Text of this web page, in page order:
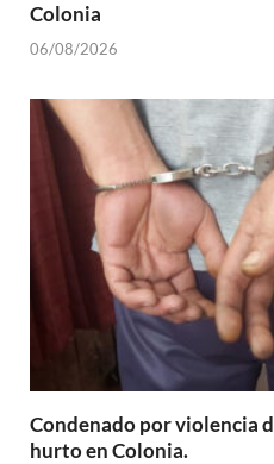
Colonia
06/08/2026
Condenado por violencia
hurto en Colonia.